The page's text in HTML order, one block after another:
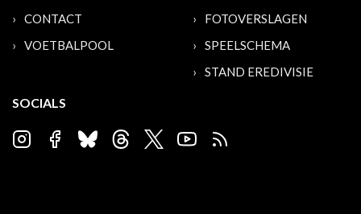
CONTACT
VOETBALPOOL
FOTOVERSLAGEN
SPEELSCHEMA
STAND EREDIVISIE
SOCIALS